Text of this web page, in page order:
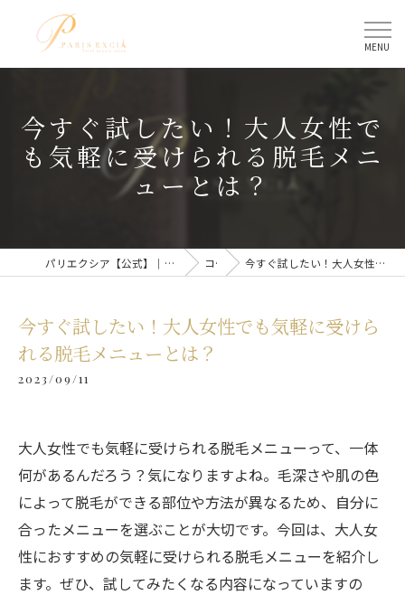
今すぐ試したい！大人女性で
も気軽に受けられる脱毛メニ
ューとは？
パリエクシア【公式】｜名古屋駅のトータルビューティーサロン コラム 今すぐ試したい！大人女性でも気軽に受けられる脱毛メニューとは？
今すぐ試したい！大人女性でも気軽に受けら
れる脱毛メニューとは？
2023/09/11
大人女性でも気軽に受けられる脱毛メニューって、一体
何があるんだろう？気になりますよね。毛深さや肌の色
によって脱毛ができる部位や方法が異なるため、自分に
合ったメニューを選ぶことが大切です。今回は、大人女
性におすすめの気軽に受けられる脱毛メニューを紹介し
ます。ぜひ、試してみたくなる内容になっていますの